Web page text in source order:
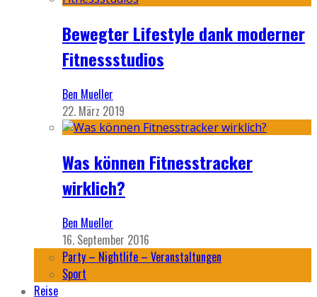
Bewegter Lifestyle dank moderner
Fitnessstudios
Ben Mueller
22. März 2019
Was können Fitnesstracker
wirklich?
Ben Mueller
16. September 2016
Party – Nightlife – Veranstaltungen
Sport
Reise